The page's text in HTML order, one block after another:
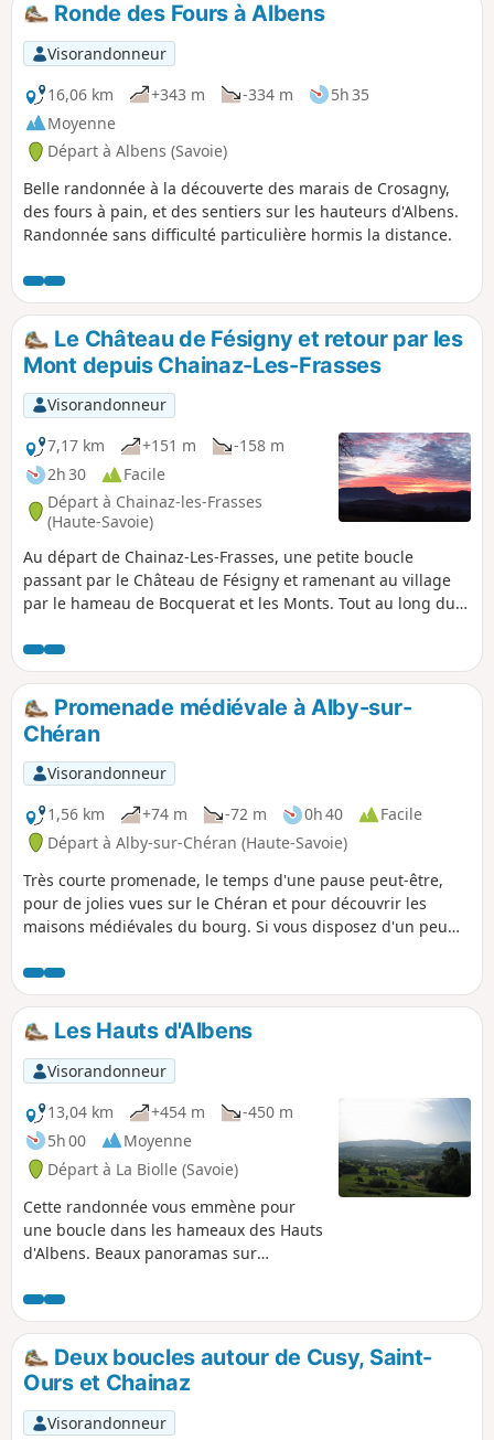
Ronde des Fours à Albens
Visorandonneur
16,06 km
+343 m -334 m
5h 35
Moyenne
Départ à Albens (Savoie)
Belle randonnée à la découverte des marais de Crosagny,
des fours à pain, et des sentiers sur les hauteurs d'Albens.
Randonnée sans difficulté particulière hormis la distance.
Le Château de Fésigny et retour par les
Mont depuis Chainaz-Les-Frasses
Visorandonneur
7,17 km
+151 m
-158 m
2h 30
Facile
Départ à Chainaz-les-Frasses
(Haute-Savoie)
Au départ de Chainaz-Les-Frasses, une petite boucle
passant par le Château de Fésigny et ramenant au village
par le hameau de Bocquerat et les Monts. Tout au long du
Dent du Chat, un (petit) bout du Lac du Bourget, le Semnoz,
les Tours Saint-Jacques, la Montagne de Banges.
Promenade médiévale à Alby-sur-
Chéran
Visorandonneur
1,56 km
+74 m -72 m 0h 40
Facile
Départ à Alby-sur-Chéran (Haute-Savoie)
Très courte promenade, le temps d'une pause peut-être,
pour de jolies vues sur le Chéran et pour découvrir les
maisons médiévales du bourg. Si vous disposez d'un peu
Les Hauts d'Albens
Visorandonneur
13,04 km
+454 m
-450 m
5h 00
Moyenne
Départ à La Biolle (Savoie)
Cette randonnée vous emmène pour
une boucle dans les hameaux des Hauts
d'Albens. Beaux panoramas sur
Bange et du Revard. À Dressy, vous
pourrez voir un ancien four à pain et un
métier à ferrer les bœufs.
Deux boucles autour de Cusy, Saint-
Ours et Chainaz
Visorandonneur